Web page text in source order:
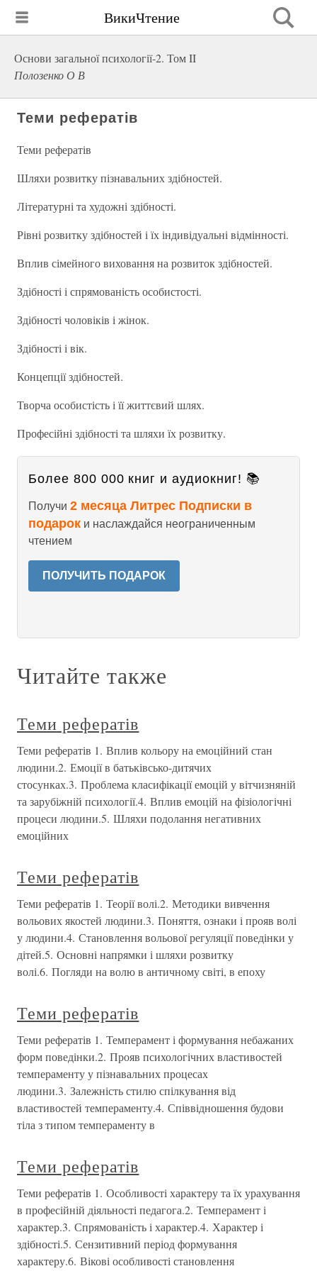
ВикиЧтение
Основи загальної психології-2. Том II
Полозенко О В
Теми рефератів
Теми рефератів
Шляхи розвитку пізнавальних здібностей.
Літературні та художні здібності.
Рівні розвитку здібностей і їх індивідуальні відмінності.
Вплив сімейного виховання на розвиток здібностей.
Здібності і спрямованість особистості.
Здібності чоловіків і жінок.
Здібності і вік.
Концепції здібностей.
Творча особистість і її життєвий шлях.
Професійні здібності та шляхи їх розвитку.
Более 800 000 книг и аудиокниг! 📚
Получи 2 месяца Литрес Подписки в
подарок и наслаждайся неограниченным
чтением
ПОЛУЧИТЬ ПОДАРОК
Читайте также
Теми рефератів
Теми рефератів 1. Вплив кольору на емоційний стан
людини.2. Емоції в батьківсько-дитячих
стосунках.3. Проблема класифікації емоцій у вітчизняній
та зарубіжній психології.4. Вплив емоцій на фізіологічні
процеси людини.5. Шляхи подолання негативних
емоційних
Теми рефератів
Теми рефератів 1. Теорії волі.2. Методики вивчення
вольових якостей людини.3. Поняття, ознаки і прояв волі
у людини.4. Становлення вольової регуляції поведінки у
дітей.5. Основні напрямки і шляхи розвитку
волі.6. Погляди на волю в античному світі, в епоху
Теми рефератів
Теми рефератів 1. Темперамент і формування небажаних
форм поведінки.2. Прояв психологічних властивостей
темпераменту у пізнавальних процесах
людини.3. Залежність стилю спілкування від
властивостей темпераменту.4. Співвідношення будови
тіла з типом темпераменту в
Теми рефератів
Теми рефератів 1. Особливості характеру та їх урахування
в професійній діяльності педагога.2. Темперамент і
характер.3. Спрямованість і характер.4. Характер і
здібності.5. Сензитивний період формування
характеру.6. Вікові особливості становлення